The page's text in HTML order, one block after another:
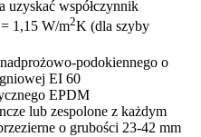
uzyskać współczynnik
= 1,15 W/m2K (dla szyby
podokiennego o
EI 60
EPDM
lub zespolone z każdym
o grubości 23-42 mm